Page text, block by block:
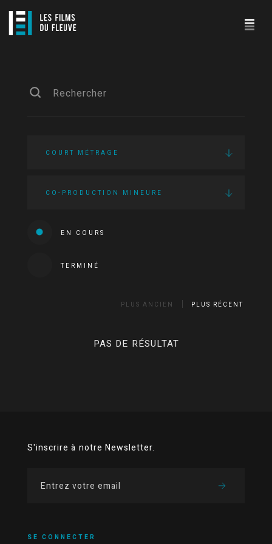
COURT MÉTRAGE
CO-PRODUCTION MINEURE
EN COURS
TERMINÉ
PLUS ANCIEN PLUS RÉCENT
PAS DE RÉSULTAT
S'inscrire à notre Newsletter.
SE CONNECTER